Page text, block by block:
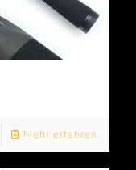
Mehr erfahren